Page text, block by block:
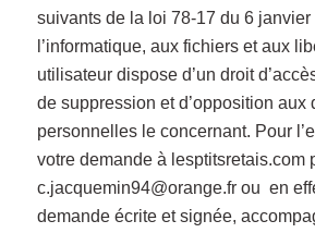
suivants de la loi 78-17 du 6
l’informatique, aux fichiers et aux
utilisateur dispose d’un droit
de suppression et d’opposition aux
personnelles le concernant. Pour
votre demande à lesptitsretais.com
c.jacquemin94@orange.fr ou en
demande écrite et signée,